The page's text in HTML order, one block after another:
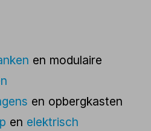
en modulaire
en opbergkasten
en elektrisch